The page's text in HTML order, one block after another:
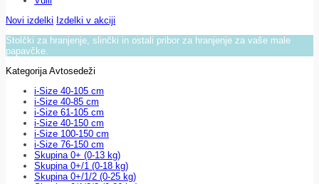
Novi izdelki Izdelki v akciji
Stolčki za hranjenje, slinčki in ostali pribor za hranjenje za vaše male
papavčke.
Kategorija Avtosedeži
i-Size 40-105 cm
i-Size 40-85 cm
i-Size 61-105 cm
i-Size 40-150 cm
i-Size 100-150 cm
i-Size 76-150 cm
Skupina 0+ (0-13 kg)
Skupina 0+/1 (0-18 kg)
Skupina 0+/1/2 (0-25 kg)